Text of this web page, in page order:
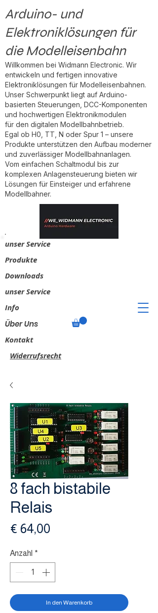
unser Service
​Produkte
Downloads
unser Service
Info
Über Uns
Kontakt
Widerrufsrecht
Arduino- und
Elektroniklösungen für
die Modelleisenbahn
Willkommen bei Widmann Electronic. Wir
entwickeln und fertigen innovative
Elektroniklösungen für Modelleisenbahnen.
Unser Schwerpunkt liegt auf Arduino-
basierten Steuerungen, DCC-Komponenten
und hochwertigen Elektronikmodulen
für den digitalen Modellbahnbetrieb.
Egal ob H0, TT, N oder Spur 1 – unsere
Produkte unterstützen den Aufbau moderner
und zuverlässiger Modellbahnanlagen.
Vom einfachen Schaltmodul bis zur
komplexen Anlagensteuerung bieten wir
Lösungen für Einsteiger und erfahrene
Modellbahner.
8 fach bistabile
Relais
€ 64,00
Anzahl *
In den Warenkorb